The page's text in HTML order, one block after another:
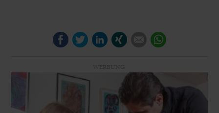
FacebookTwitterLinkedIn E-mail